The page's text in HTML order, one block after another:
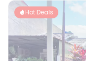
Hot Deals